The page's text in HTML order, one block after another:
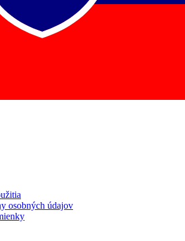
osobných údajov